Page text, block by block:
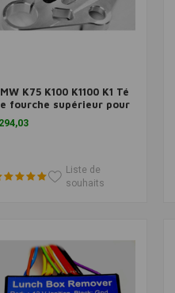
Ajouter au panier
K75 K100 K1100 K1 Té
fourche supérieur pour
Pro
Liste de
souhaits